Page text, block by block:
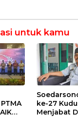
untuk kamu
ke-27
Menjabat